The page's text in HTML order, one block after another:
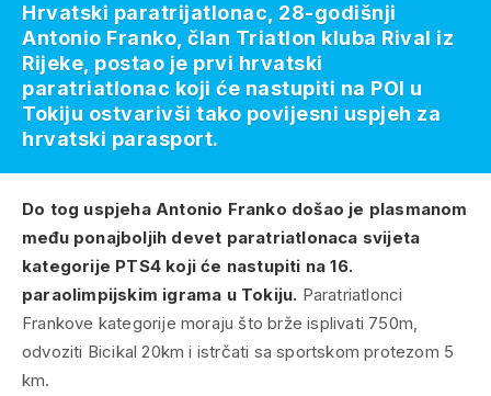
Do tog uspjeha Antonio Franko došao je plasmanom
među ponajboljih devet paratriatlonaca svijeta
kategorije PTS4 koji će nastupiti na 16.
paraolimpijskim igrama u Tokiju. Paratriatlonci
Frankove kategorije moraju što brže isplivati 750m,
odvoziti Bicikal 20km i istrčati sa sportskom protezom 5
km.
Hrvatski paratrijatlonac, 28-godišnji
Antonio Franko, član Triatlon kluba Rival iz
Rijeke, postao je prvi hrvatski
paratriatlonac koji će nastupiti na POI u
Tokiju ostvarivši tako povijesni uspjeh za
hrvatski parasport.